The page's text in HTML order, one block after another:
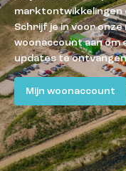
marktontwikkelingen
Schrijf je in voor
woonaccount aan om
updates te
Mijn woonaccount